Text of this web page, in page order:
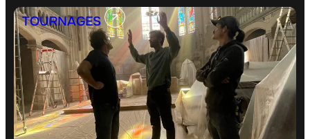
TOURNAGES